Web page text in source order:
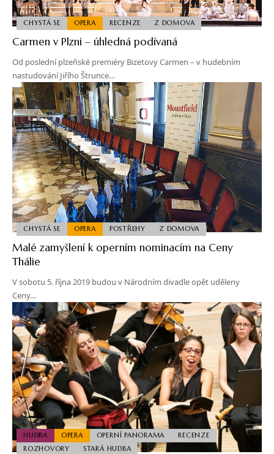
CHYSTÁ SE OPERA RECENZE Z DOMOVA
Carmen v Plzni – úhledná podívaná
Od poslední plzeňské premiéry Bizetovy Carmen – v hudebním
nastudování Jiřího Štrunce…
CHYSTÁ SE OPERA POSTŘEHY Z DOMOVA
Malé zamyšlení k operním nominacím na Ceny
Thálie
V sobotu 5. října 2019 budou v Národním divadle opět uděleny
Ceny…
HUDBA OPERA OPERNÍ PANORAMA
RECENZE
ROZHOVORY
STARÁ HUDBA